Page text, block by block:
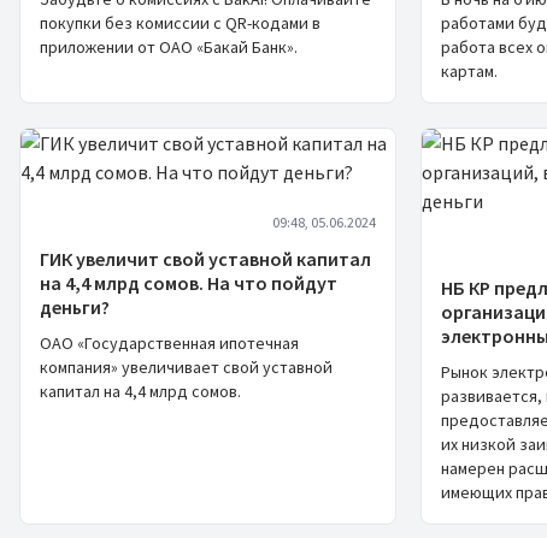
покупки без комиссии с QR-кодами в
приложении от ОАО «Бакай Банк».
работами
работа всех
картам.
09:48, 05.06.2024
ГИК увеличит свой уставной капитал
на 4,4 млрд сомов. На что пойдут
деньги?
ОАО «Государственная ипотечная
компания» увеличивает свой уставной
капитал на 4,4 млрд сомов.
НБ КР
Рынок
развивается,
их низкой
намерен
имеющих